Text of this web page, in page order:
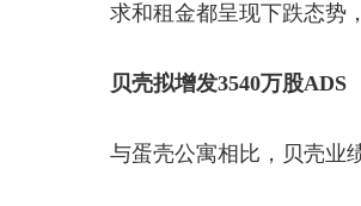
求和租金都呈现下跌态势
贝壳拟增发3540万股ADS
与蛋壳公寓相比，贝壳业